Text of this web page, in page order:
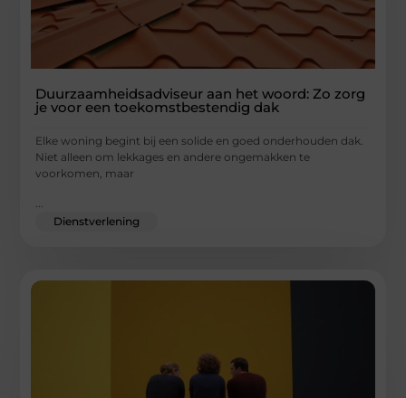
Duurzaamheidsadviseur aan het woord: Zo zorg
je voor een toekomstbestendig dak
Elke woning begint bij een solide en goed onderhouden dak.
Niet alleen om lekkages en andere ongemakken te
voorkomen, maar
Dienstverlening